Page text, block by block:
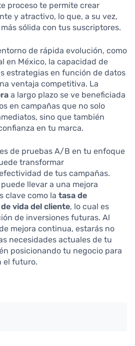
proceso te permite crear
y atractivo, lo que, a su vez,
sólida con tus suscriptores.
de rápida evolución, como
en México, la capacidad de
estrategias en función de datos
ventaja competitiva. La
a largo plazo se ve beneficiada
en campañas que no solo
sino que también
en tu marca.
de pruebas A/B en tu enfoque
transformar
de tus campañas.
llevar a una mejora
clave como la tasa de
vida del cliente, lo cual es
de inversiones futuras. Al
mejora continua, estarás no
necesidades actuales de tu
posicionando tu negocio para
el futuro.